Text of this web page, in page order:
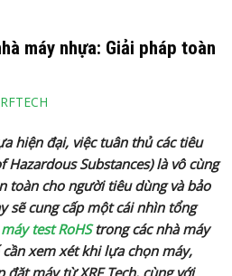
máy nhựa: Giải pháp toàn
hiện đại, việc tuân thủ các tiêu
Hazardous Substances) là vô cùng
toàn cho người tiêu dùng và bảo
sẽ cung cấp một cái nhìn tổng
máy test RoHStrong các nhà máy
xem xét khi lựa chọn máy,
máy từ XRF Tech, cùng với